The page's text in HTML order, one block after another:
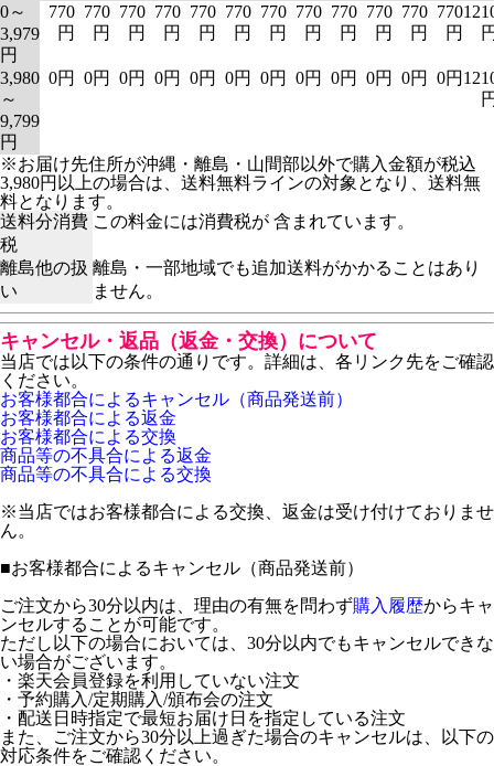
0～
3,979
円
770
円
770
円
770
円
770
円
770
円
770
円
770
円
770
円
770
円
770
円
770
円
770
円
3,980
～
9,799
円
0円 0円 0円 0円 0円 0円 0円 0円 0円 0円 0円 0円
※お届け先住所が沖縄・離島・山間部以外で購入金額が税込
3,980円以上の場合は、送料無料ラインの対象となり、送料無
料となります。
送料分消費
税
この料金には消費税が 含まれています。
離島他の扱
い
離島・一部地域でも追加送料がかかることはあり
ません。
キャンセル・返品（返金・交換）について
当店では以下の条件の通りです。詳細は、各リンク先をご確認
ください。
お客様都合によるキャンセル（商品発送前）
お客様都合による返金
お客様都合による交換
商品等の不具合による返金
商品等の不具合による交換
※当店ではお客様都合による交換、返金は受け付けておりませ
ん。
■お客様都合によるキャンセル（商品発送前）
ご注文から30分以内は、理由の有無を問わず購入履歴からキャ
ンセルすることが可能です。
ただし以下の場合においては、30分以内でもキャンセルできな
い場合がございます。
・楽天会員登録を利用していない注文
・予約購入/定期購入/頒布会の注文
・配送日時指定で最短お届け日を指定している注文
また、ご注文から30分以上過ぎた場合のキャンセルは、以下の
対応条件をご確認ください。